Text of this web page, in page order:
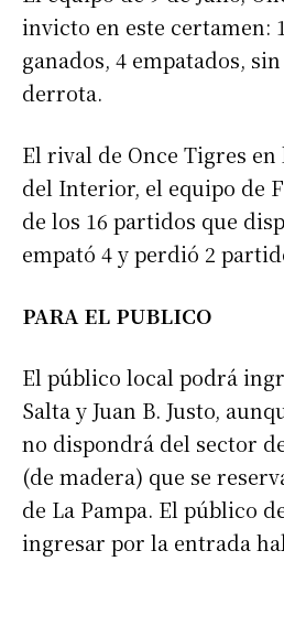
Suscribirme gratis
Dirección de correo electrónico*
Nombre
Número de teléfono
invicto en este certamen:
ganados, 4 empatados,
derrota.
El rival de Once Tigres
del Interior, el equipo de
de los 16 partidos que
empató 4 y perdió 2
PARA EL PUBLICO
El público local podrá
Salta y Juan B. Justo,
no dispondrá del sector
(de madera) que se
de La Pampa. El público
ingresar por la entrada